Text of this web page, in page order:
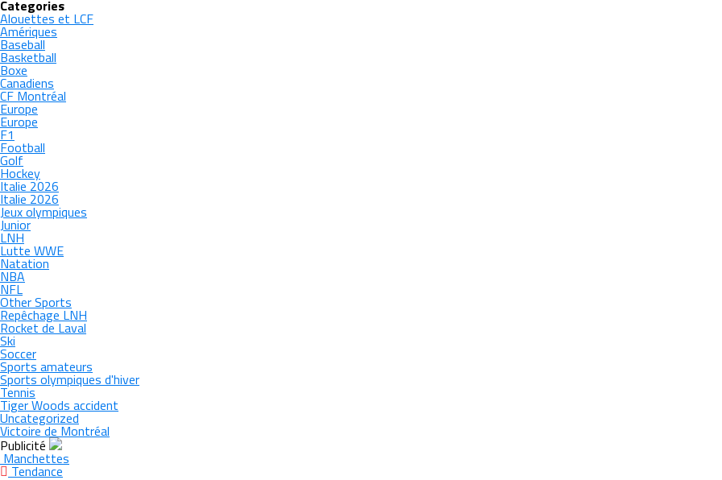
Categories
Alouettes et LCF
Amériques
Baseball
Basketball
Boxe
Canadiens
CF Montréal
Europe
Europe
F1
Football
Golf
Hockey
Italie 2026
Italie 2026
Jeux olympiques
Junior
LNH
Lutte WWE
Natation
NBA
NFL
Other Sports
Repêchage LNH
Rocket de Laval
Ski
Soccer
Sports amateurs
Sports olympiques d'hiver
Tennis
Tiger Woods accident
Uncategorized
Victoire de Montréal
Publicité
Manchettes
Tendance